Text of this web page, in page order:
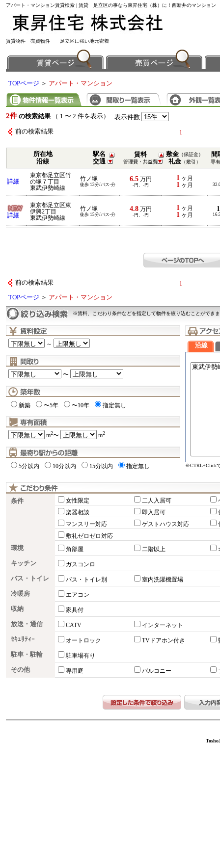
アパート・マンション賃貸検索 | 賃貸 足立区の事なら東昇住宅（株）に！西新井のマンシ
賃貸物件 売買物件 足立区に強い地元密着
TOPページ ＞ アパート・マンション
2件 の検索結果 （ 1 〜 2 件を表示） 表示件数
前の検索結果 1
所在地
沿線
駅名
交通
賃料
管理費・共益費
敷金（保証金）
礼金（敷引）
間
専
詳細
東京都足立区竹
の塚７丁目
東武伊勢崎線
竹ノ塚
徒歩 13分/バス-分
6.5万円
-円、-円
1 ヶ月
1 ヶ月
詳細
東京都足立区東
伊興2丁目
東武伊勢崎線
竹ノ塚
徒歩 15分/バス-分
4.8万円
-円、-円
1 ヶ月
1 ヶ月
前の検索結果 1
TOPページ ＞ アパート・マンション
※賃料、こだわり条件などを指定して物件を絞り込むことができ
～
〜
新築 〜5年 〜10年 指定無し
m2〜 m2
5分以内 10分以内 15分以内 指定無し
沿線
※CTRL+Click
条件 女性限定 二人入居可
楽器相談
即入居可
マンスリー対応
ゲストハウス対応
敷礼ゼロゼロ対応
環境 角部屋 二階以上
キッチン ガスコンロ
バス・トイレ バス・トイレ別 室内洗濯機置場
冷暖房 エアコン
収納 家具付
放送・通信 CATV インターネット
ｾｷｭﾘﾃｨｰ オートロック TVドアホン付き
駐車・駐輪 駐車場有り
その他 専用庭 バルコニー